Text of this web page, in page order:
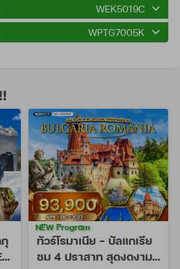
WEK5019C
WPTG7005K
ทัวร์โรมาเนีย - บัลแกเรีย
ชม 4 ปราสาท สุดงดงาม
NEW Program